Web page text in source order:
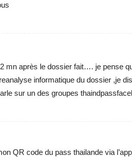
mn après le dossier fait…. je pense
informatique du dossier ,je
sur un des groupes
QR code du pass thailande via